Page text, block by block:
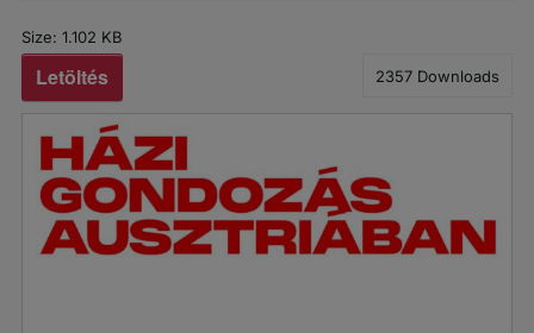
Size: 1.102 KB
Letöltés 2357 Downloads